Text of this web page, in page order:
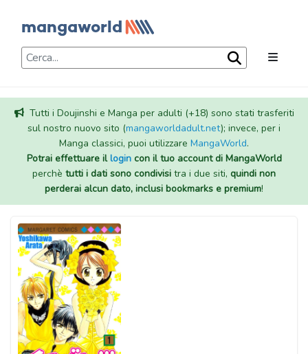
Tutti i Doujinshi e Manga per adulti (+18) sono stati trasferiti
sul nostro nuovo sito (mangaworldadult.net); invece, per i
Manga classici, puoi utilizzare MangaWorld.
Potrai effettuare illogincon il tuo account di MangaWorld
perchè tutti i dati sono condivisi tra i due siti, quindi non
perderai alcun dato, inclusi bookmarks e premium!